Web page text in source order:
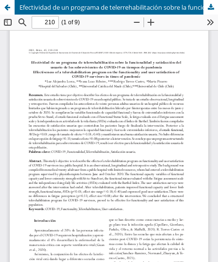
Efectividad de un programa de telerrehabilitación sobre la funcionalidad y satisfacción del usuario de los sobrevivientes de COVID-19 en tiempos de pandemia (Effectiveness of a telerehabilitation program on the functionality and user satisfaction of COVI